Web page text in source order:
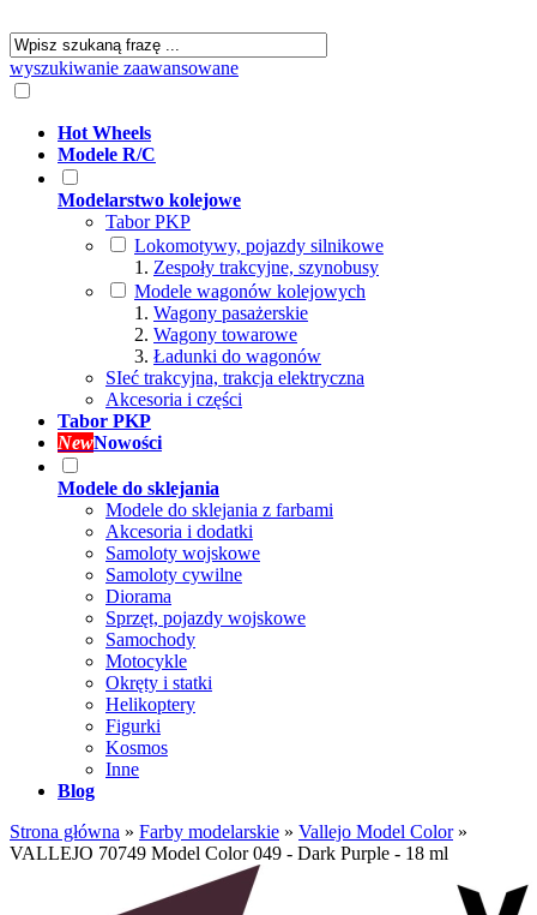
wyszukiwanie zaawansowane
Hot Wheels
Modele R/C
Modelarstwo kolejowe
Tabor PKP
Lokomotywy, pojazdy silnikowe
Zespoły trakcyjne, szynobusy
Modele wagonów kolejowych
Wagony pasażerskie
Wagony towarowe
Ładunki do wagonów
SIeć trakcyjna, trakcja elektryczna
Akcesoria i części
Tabor PKP
NewNowości
Modele do sklejania
Modele do sklejania z farbami
Akcesoria i dodatki
Samoloty wojskowe
Samoloty cywilne
Diorama
Sprzęt, pojazdy wojskowe
Samochody
Motocykle
Okręty i statki
Helikoptery
Figurki
Kosmos
Inne
Blog
Strona główna » Farby modelarskie » Vallejo Model Color»
VALLEJO 70749 Model Color 049 - Dark Purple - 18 ml